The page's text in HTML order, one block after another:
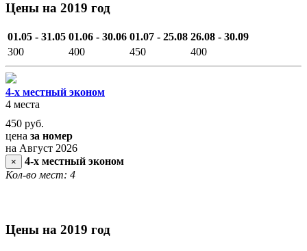
Цены на 2019 год
01.05 - 31.05 01.06 - 30.06 01.07 - 25.08 26.08 - 30.09
300
400 450 400
4-х местный эконом
4 места
450 руб.
цена за номер
на Август 2026
×
4-х местный эконом
Кол-во мест: 4
Цены на 2019 год